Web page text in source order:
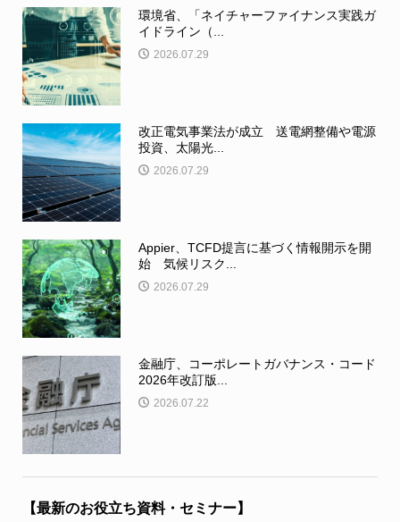
環境省、「ネイチャーファイナンス実践ガ
イドライン（...
2026.07.29
改正電気事業法が成立 送電網整備や電源
投資、太陽光...
2026.07.29
Appier、TCFD提言に基づく情報開示を開
始 気候リスク...
2026.07.29
金融庁、コーポレートガバナンス・コード
2026年改訂版...
2026.07.22
【最新のお役立ち資料・セミナー】